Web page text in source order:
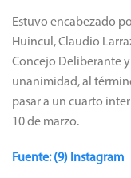
Estuvo encabezado
Huincul, Claudio
Concejo Deliberante
unanimidad, al
pasar a un cuarto
10 de marzo.
Fuente: (9) Instagram